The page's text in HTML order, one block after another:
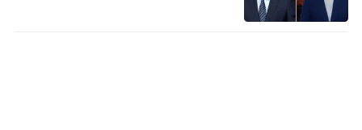
与澄迈联通达成合作，将强化数字基础设